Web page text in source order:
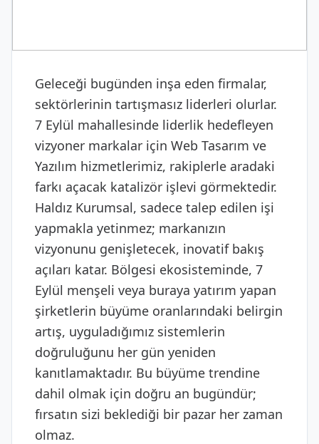
Geleceği bugünden inşa eden firmalar,
sektörlerinin tartışmasız liderleri olurlar.
7 Eylül mahallesinde liderlik hedefleyen
vizyoner markalar için Web Tasarım ve
Yazılım hizmetlerimiz, rakiplerle aradaki
farkı açacak katalizör işlevi görmektedir.
Haldız Kurumsal, sadece talep edilen işi
yapmakla yetinmez; markanızın
vizyonunu genişletecek, inovatif bakış
açıları katar. Bölgesi ekosisteminde, 7
Eylül menşeli veya buraya yatırım yapan
şirketlerin büyüme oranlarındaki belirgin
artış, uyguladığımız sistemlerin
doğruluğunu her gün yeniden
kanıtlamaktadır. Bu büyüme trendine
dahil olmak için doğru an bugündür;
fırsatın sizi beklediği bir pazar her zaman
olmaz.